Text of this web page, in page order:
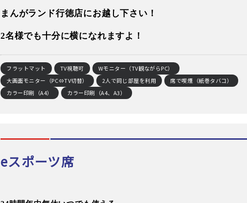
まんがランド行徳店にお越し下さい！
2名様でも十分に横になれますよ！
フラットマット TV視聴可
Wモニター（TV観ながらPC）
大画面モニター（PC⇔TV切替）
2人で同じ部屋を利用
席で喫煙（紙巻タバコ）
カラー印刷（A4）
カラー印刷（A4、A3）
eスポーツ席